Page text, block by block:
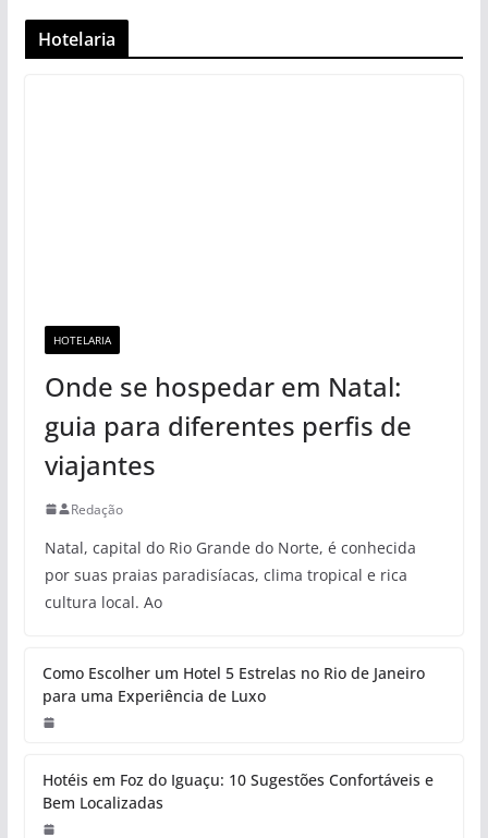
Hotelaria
HOTELARIA
Onde se hospedar em Natal:
guia para diferentes perfis de
viajantes
Redação
Natal, capital do Rio Grande do Norte, é conhecida
por suas praias paradisíacas, clima tropical e rica
cultura local. Ao
Como Escolher um Hotel 5 Estrelas no Rio de Janeiro
para uma Experiência de Luxo
Hotéis em Foz do Iguaçu: 10 Sugestões Confortáveis e
Bem Localizadas